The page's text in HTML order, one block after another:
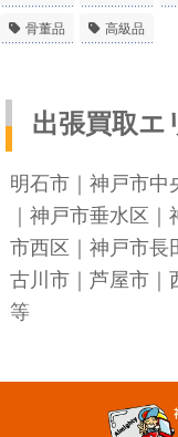
骨董品 高級品
出張買取エ
明石市｜ 神戸市中
神戸市垂水区
市西区
神戸市長
古川市｜芦屋市｜
等